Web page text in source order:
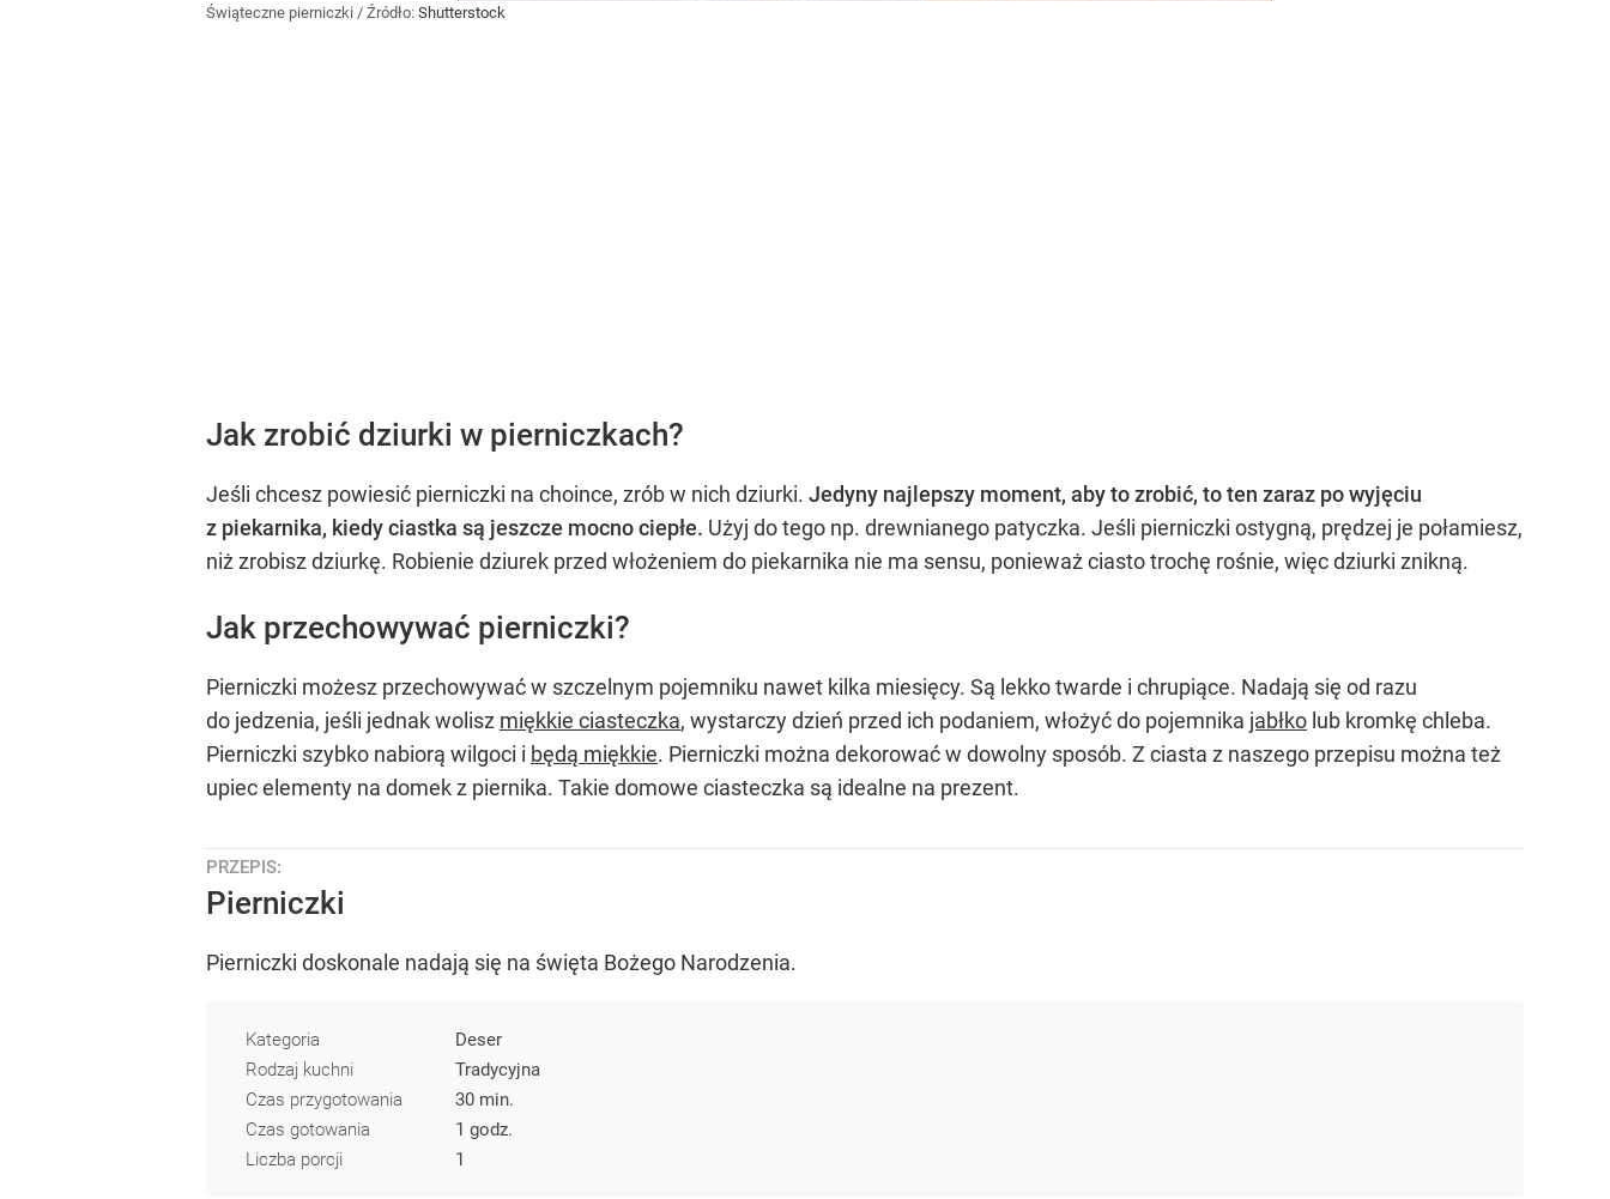
Świąteczne pierniczki / Źródło: Shutterstock
Jak zrobić dziurki w pierniczkach?
Jeśli chcesz powiesić pierniczki na choince, zrób w nich dziurki. Jedyny najlepszy moment, aby to zrobić, to ten zaraz po wyjęciu
z piekarnika, kiedy ciastka są jeszcze mocno ciepłe. Użyj do tego np. drewnianego patyczka. Jeśli pierniczki ostygną, prędzej je połamiesz,
niż zrobisz dziurkę. Robienie dziurek przed włożeniem do piekarnika nie ma sensu, ponieważ ciasto trochę rośnie, więc dziurki znikną.
Jak przechowywać pierniczki?
Pierniczki możesz przechowywać w szczelnym pojemniku nawet kilka miesięcy. Są lekko twarde i chrupiące. Nadają się od razu
do jedzenia, jeśli jednak wolisz miękkie ciasteczka, wystarczy dzień przed ich podaniem, włożyć do pojemnika jabłko lub kromkę chleba.
Pierniczki szybko nabiorą wilgoci i będą miękkie. Pierniczki można dekorować w dowolny sposób. Z ciasta z naszego przepisu można też
upiec elementy na domek z piernika. Takie domowe ciasteczka są idealne na prezent.
PRZEPIS:
Pierniczki
Pierniczki doskonale nadają się na święta Bożego Narodzenia.
Kategoria
Deser
Rodzaj kuchni
Tradycyjna
Czas przygotowania
30 min.
Czas gotowania
1 godz.
Liczba porcji
1